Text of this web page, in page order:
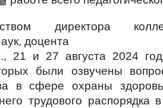
директора
доцента
21 и 27 августа 2024
были озвучены
в сфере охраны
трудового